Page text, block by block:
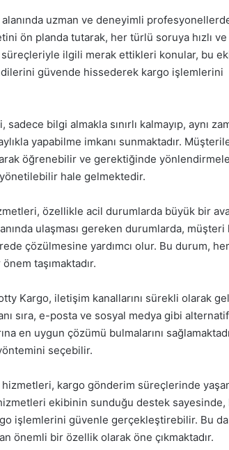
uzman ve deneyimli
ön planda tutarak, her türlü soruya hızlı
ilgili merak ettikleri konular, bu
güvende hissederek kargo işlemlerini
bilgi almakla sınırlı kalmayıp, aynı
yapabilme imkanı sunmaktadır.
öğrenebilir ve gerektiğinde
hale gelmektedir.
özellikle acil durumlarda büyük bir
ulaşması gereken durumlarda,
çözülmesine yardımcı olur. Bu durum,
taşımaktadır.
Kargo, iletişim kanallarını sürekli olarak
sıra, e-posta ve sosyal medya gibi
en uygun çözümü bulmalarını
seçebilir.
hizmetleri, kargo gönderim süreçlerinde
ekibinin sunduğu destek sayesinde,
işlemlerini güvenle gerçekleştirebilir. Bu
önemli bir özellik olarak öne çıkmaktadır.